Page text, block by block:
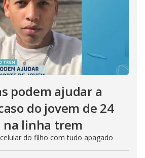
podem ajudar a
do jovem de 24
na linha trem
do filho com tudo apagado